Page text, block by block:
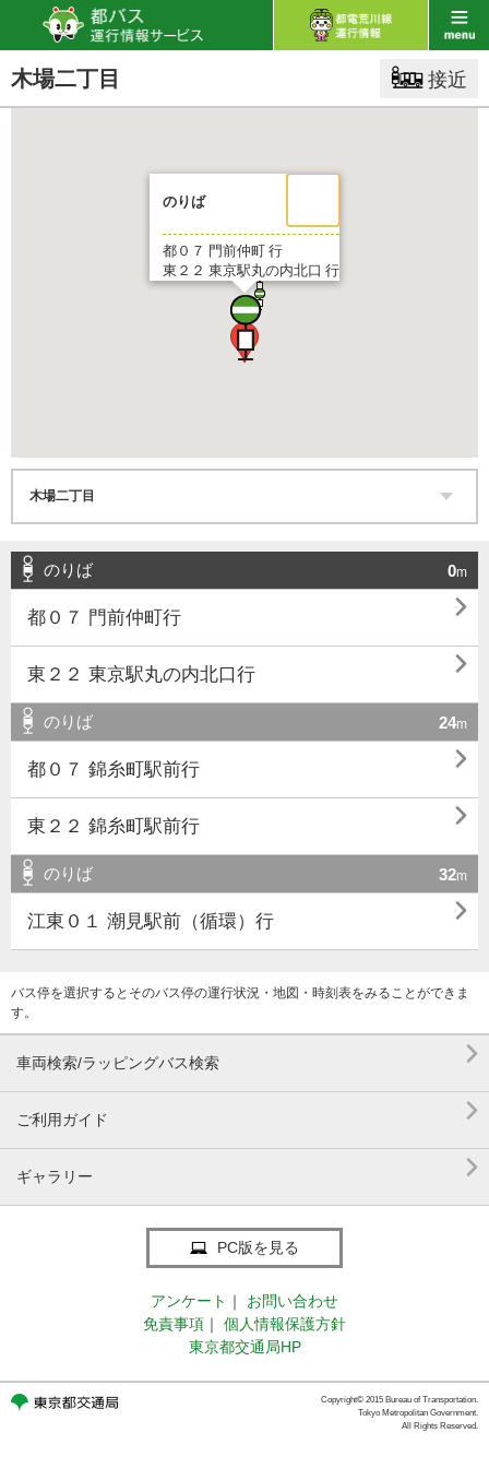
木場二丁目 接近
のりば
都０７ 門前仲町 行
東２２ 東京駅丸の内北口 行
のりば 0m
都０７ 門前仲町行 
東２２ 東京駅丸の内北口行 
のりば 24m
都０７ 錦糸町駅前行 
東２２ 錦糸町駅前行 
のりば 32m
江東０１ 潮見駅前（循環）行 
バス停を選択するとそのバス停の運行状況・地図・時刻表をみることができま
す。
車両検索/ラッピングバス検索 
ご利用ガイド 
ギャラリー 
PC版を見る
アンケート ｜
お問い合わせ
免責事項 ｜
個人情報保護方針
東京都交通局HP
Copyright© 2015 Bureau of Transportation.
Tokyo Metropolitan Government.
All Rights Reserved.